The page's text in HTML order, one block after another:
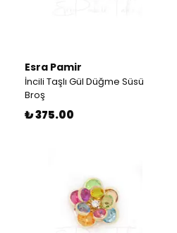
Esra Pamir
İncili Taşlı Gül Düğme Süsü
Broş
₺ 375.00